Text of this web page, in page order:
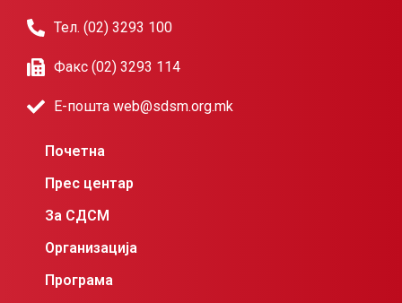
Тел. (02) 3293 100
Факс (02) 3293 114
Е-пошта web@sdsm.org.mk
Почетна
Прес центар
За СДСМ
Организација
Програма